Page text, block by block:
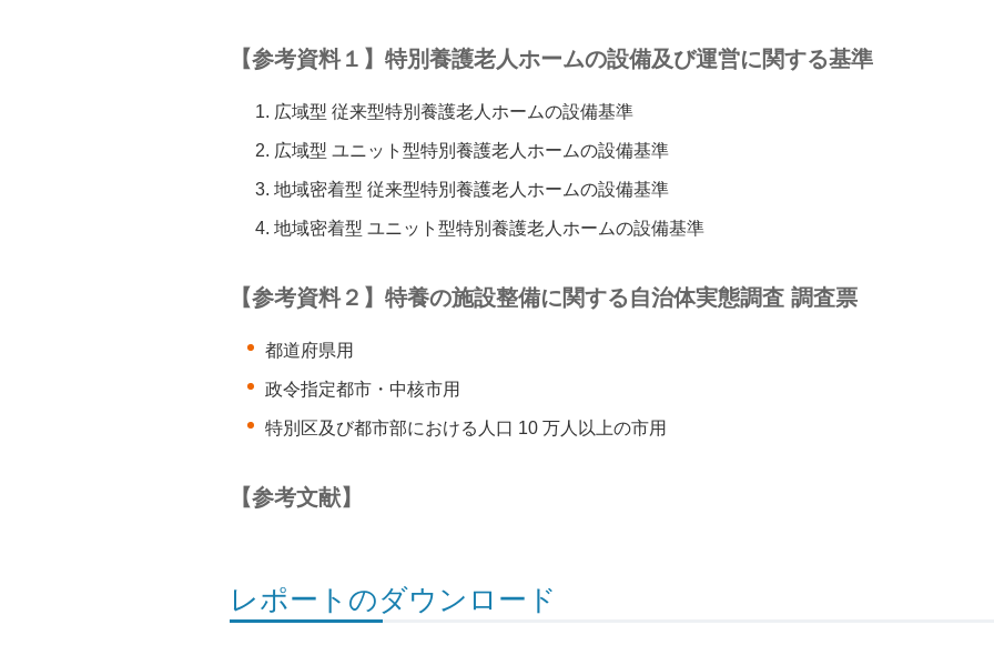
【参考資料１】特別養護老人ホームの設備及び運営に関する基準
広域型 従来型特別養護老人ホームの設備基準
広域型 ユニット型特別養護老人ホームの設備基準
地域密着型 従来型特別養護老人ホームの設備基準
地域密着型 ユニット型特別養護老人ホームの設備基準
【参考資料２】特養の施設整備に関する自治体実態調査 調査票
都道府県用
政令指定都市・中核市用
特別区及び都市部における人口 10 万人以上の市用
【参考文献】
レポートのダウンロード